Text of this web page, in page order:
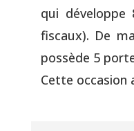
qui développe
fiscaux). De
possède 5
Cette occasion